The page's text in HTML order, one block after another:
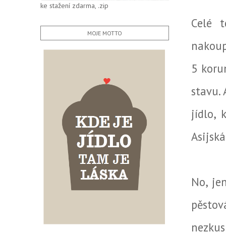
Celé
5
stavu.
jídlo,
No,
ke stažení zdarma, .zip
MOJE MOTTO